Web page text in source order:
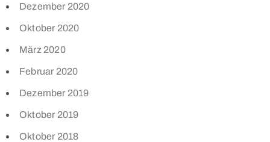
Dezember 2020
Oktober 2020
März 2020
Februar 2020
Dezember 2019
Oktober 2019
Oktober 2018